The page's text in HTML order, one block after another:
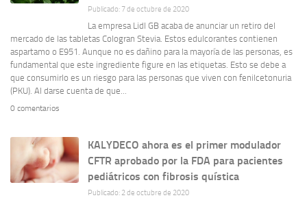
Publicado: 7 de octubre de 2020
La empresa Lidl GB acaba de anunciar un retiro del
mercado de las tabletas Cologran Stevia. Estos edulcorantes contienen
aspartamo o E951. Aunque no es dañino para la mayoría de las personas, es
fundamental que este ingrediente figure en las etiquetas. Esto se debe a
que consumirlo es un riesgo para las personas que viven con fenilcetonuria
(PKU). Al darse cuenta de que...
0 comentarios
KALYDECO ahora es el primer modulador
CFTR aprobado por la FDA para pacientes
pediátricos con fibrosis quística
Publicado: 2 de octubre de 2020